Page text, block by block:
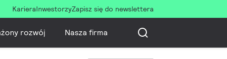
KarieraInwestorzyZapisz się do newslettera
rozwój Nasza firma